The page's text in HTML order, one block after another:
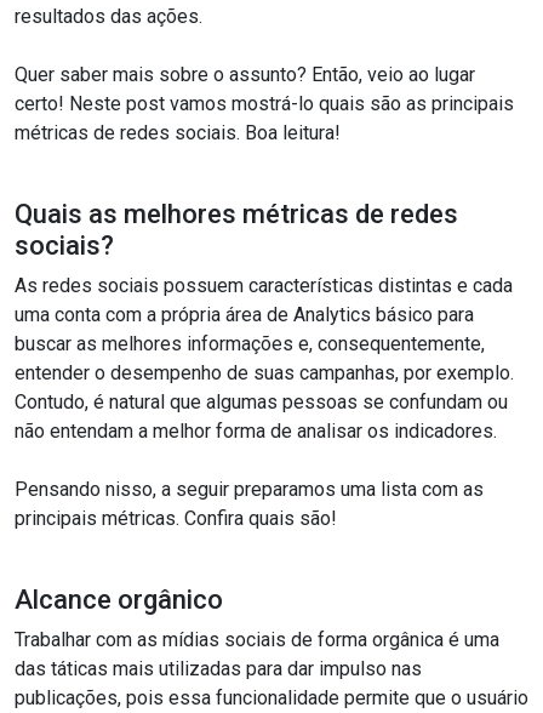
resultados das ações.
Quer saber mais sobre o assunto? Então, veio ao lugar
certo! Neste post vamos mostrá-lo quais são as principais
métricas de redes sociais. Boa leitura!
Quais as melhores métricas de redes
sociais?
As redes sociais possuem características distintas e cada
uma conta com a própria área de Analytics básico para
buscar as melhores informações e, consequentemente,
entender o desempenho de suas campanhas, por exemplo.
Contudo, é natural que algumas pessoas se confundam ou
não entendam a melhor forma de analisar os indicadores.
Pensando nisso, a seguir preparamos uma lista com as
principais métricas. Confira quais são!
Alcance orgânico
Trabalhar com as mídias sociais de forma orgânica é uma
das táticas mais utilizadas para dar impulso nas
publicações, pois essa funcionalidade permite que o usuário